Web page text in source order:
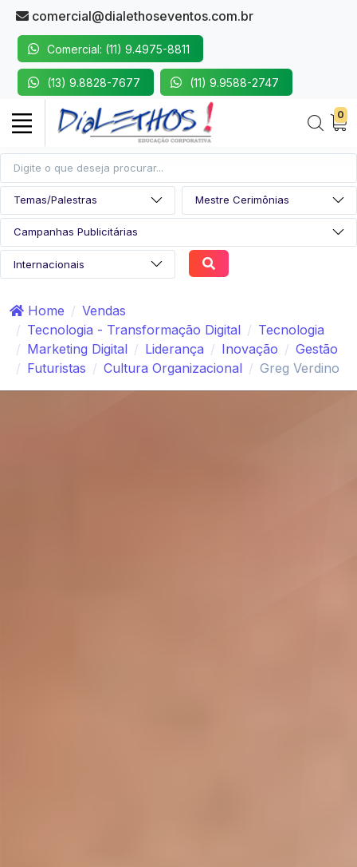
comercial@dialethoseventos.com.br
Comercial: (11) 9.4975-8811
(13) 9.8828-7677 (11) 9.9588-2747
0
Home
Vendas
Tecnologia - Transformação Digital
Tecnologia
Marketing Digital
Liderança Inovação
Gestão
Futuristas
Cultura Organizacional Greg Verdino